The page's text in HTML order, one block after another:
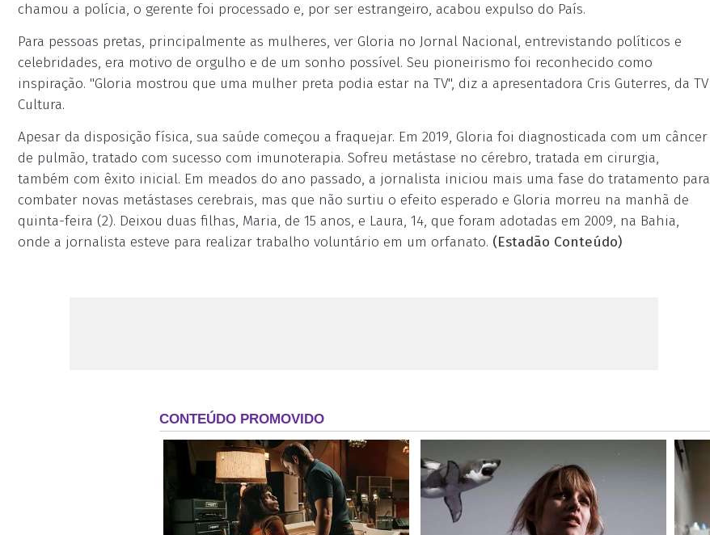
chamou a polícia, o gerente foi processado e, por ser estrangeiro, acabou expulso do País.
Para pessoas pretas, principalmente as mulheres, ver Gloria no Jornal Nacional, entrevistando políticos e
celebridades, era motivo de orgulho e de um sonho possível. Seu pioneirismo foi reconhecido como
inspiração. "Gloria mostrou que uma mulher preta podia estar na TV", diz a apresentadora Cris Guterres, da TV
Cultura.
Apesar da disposição física, sua saúde começou a fraquejar. Em 2019, Gloria foi diagnosticada com um câncer
de pulmão, tratado com sucesso com imunoterapia. Sofreu metástase no cérebro, tratada em cirurgia,
também com êxito inicial. Em meados do ano passado, a jornalista iniciou mais uma fase do tratamento para
combater novas metástases cerebrais, mas que não surtiu o efeito esperado e Gloria morreu na manhã de
quinta-feira (2). Deixou duas filhas, Maria, de 15 anos, e Laura, 14, que foram adotadas em 2009, na Bahia,
onde a jornalista esteve para realizar trabalho voluntário em um orfanato. (Estadão Conteúdo)